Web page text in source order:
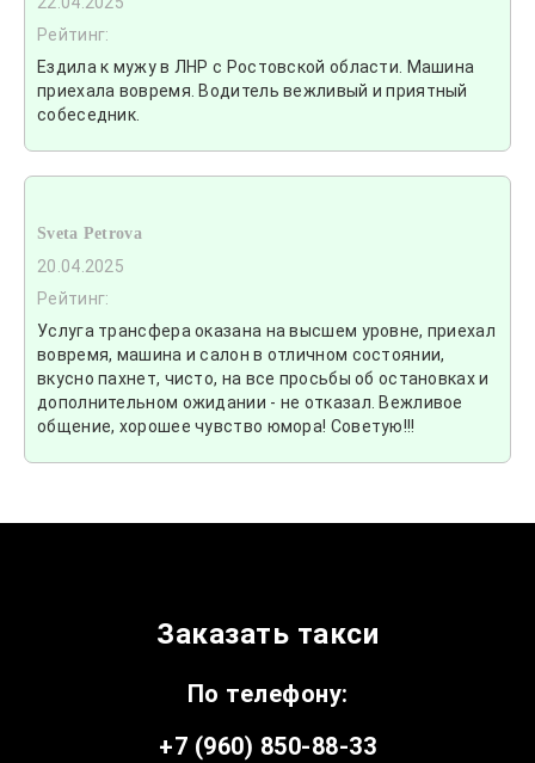
Рейтинг:
Ездила к мужу в ЛНР с Ростовской области. Машина
приехала вовремя. Водитель вежливый и приятный
собеседник.
Sveta Petrova
20.04.2025
Рейтинг:
Услуга трансфера оказана на высшем уровне, приехал
вовремя, машина и салон в отличном состоянии,
вкусно пахнет, чисто, на все просьбы об остановках и
дополнительном ожидании - не отказал. Вежливое
общение, хорошее чувство юмора! Советую!!!
Заказать такси
По телефону:
+7 (960) 850-88-33